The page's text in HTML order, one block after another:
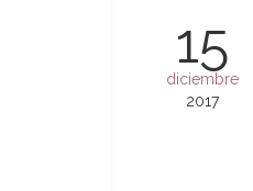
15
diciembre
2017